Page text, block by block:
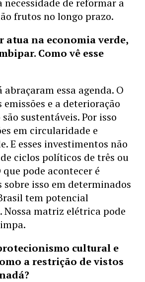
necessidade de reformar a
frutos no longo prazo.
atua na economia verde,
Como vê esse
abraçaram essa agenda. O
emissões e a deterioração
sustentáveis. Por isso
em circularidade e
E esses investimentos não
ciclos políticos de três ou
pode acontecer é
sobre isso em determinados
tem potencial
matriz elétrica pode
cultural e
a restrição de vistos